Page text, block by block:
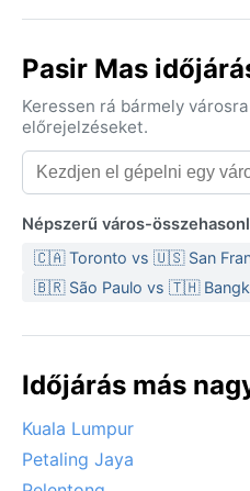
Pasir Mas
Keressen rá bármely
előrejelzéseket.
Népszerű város-
🇨🇦 Toronto vs 🇺🇸 San
🇧🇷 São Paulo vs 🇹🇭
Időjárás más
Kuala Lumpur
Petaling Jaya